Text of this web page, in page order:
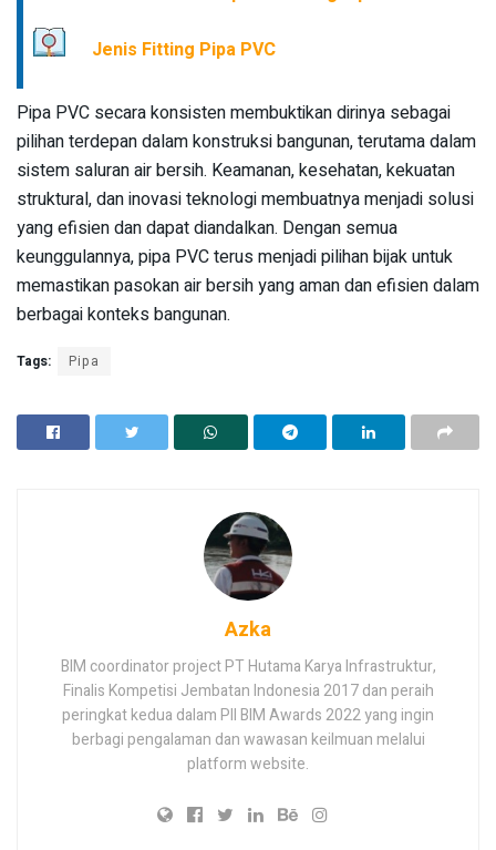
Jenis Fitting Pipa PVC
Pipa PVC secara konsisten membuktikan dirinya sebagai
pilihan terdepan dalam konstruksi bangunan, terutama dalam
sistem saluran air bersih. Keamanan, kesehatan, kekuatan
struktural, dan inovasi teknologi membuatnya menjadi solusi
yang efisien dan dapat diandalkan. Dengan semua
keunggulannya, pipa PVC terus menjadi pilihan bijak untuk
memastikan pasokan air bersih yang aman dan efisien dalam
berbagai konteks bangunan.
Tags: Pipa
Azka
BIM coordinator project PT Hutama Karya Infrastruktur,
Finalis Kompetisi Jembatan Indonesia 2017 dan peraih
peringkat kedua dalam PII BIM Awards 2022 yang ingin
berbagi pengalaman dan wawasan keilmuan melalui
platform website.